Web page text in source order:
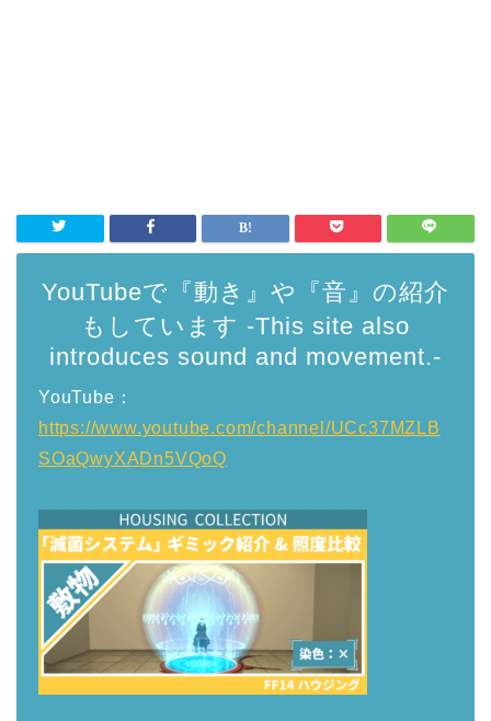
YouTubeで『動き』や『音』の紹介
もしています -This site also
introduces sound and movement.-
YouTube：
https://www.youtube.com/channel/UCc37MZLB
SOaQwyXADn5VQoQ